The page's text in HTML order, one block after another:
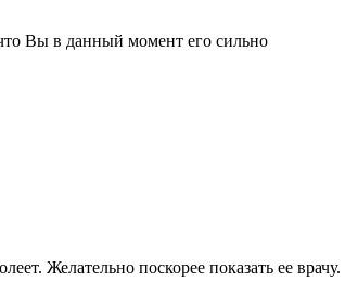
Вы в данный момент его сильно
Желательно поскорее показать ее врачу.